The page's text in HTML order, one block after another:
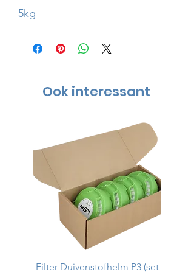
5kg
Ook interessant
Filter Duivenstofhelm P3 (set